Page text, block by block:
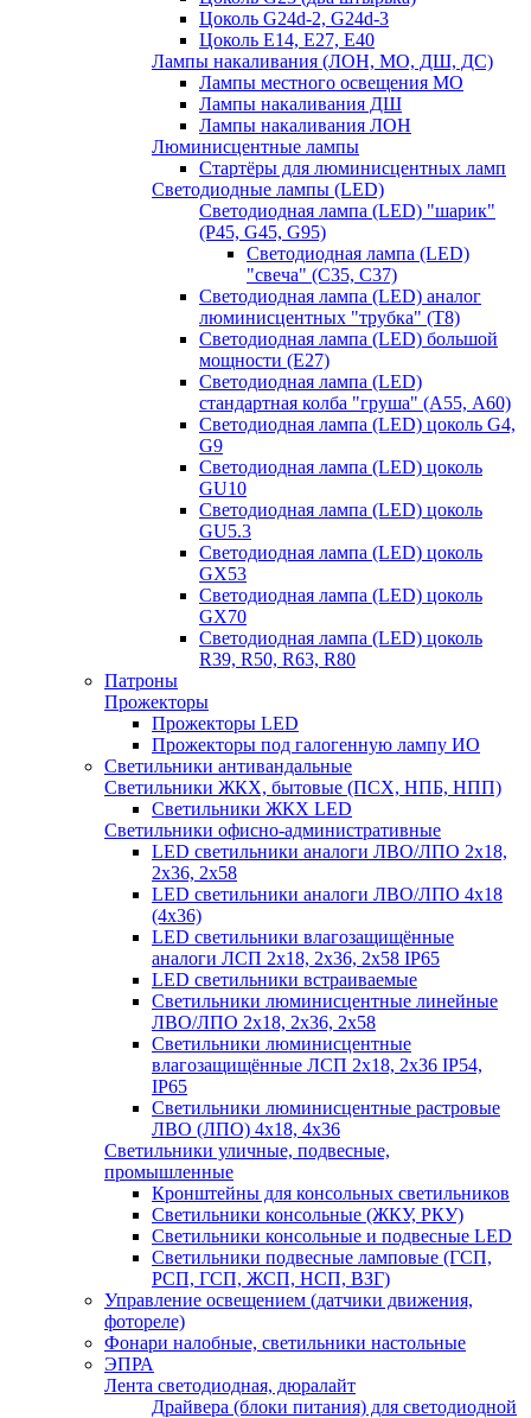
Цоколь G24d-2, G24d-3
Цоколь Е14, Е27, Е40
Лампы накаливания (ЛОН, МО, ДШ, ДС)
Лампы местного освещения МО
Лампы накаливания ДШ
Лампы накаливания ЛОН
Люминисцентные лампы
Стартёры для люминисцентных ламп
Светодиодные лампы (LED)
Светодиодная лампа (LED) "шарик"
(P45, G45, G95)
Светодиодная лампа (LED)
"свеча" (С35, С37)
Светодиодная лампа (LED) аналог
люминисцентных "трубка" (T8)
Светодиодная лампа (LED) большой
мощности (Е27)
Светодиодная лампа (LED)
стандартная колба "груша" (А55, А60)
Светодиодная лампа (LED) цоколь G4,
G9
Светодиодная лампа (LED) цоколь
GU10
Светодиодная лампа (LED) цоколь
GU5.3
Светодиодная лампа (LED) цоколь
GX53
Светодиодная лампа (LED) цоколь
GX70
Светодиодная лампа (LED) цоколь
R39, R50, R63, R80
Патроны
Прожекторы
Прожекторы LED
Прожекторы под галогенную лампу ИО
Светильники антивандальные
Светильники ЖКХ, бытовые (ПСХ, НПБ, НПП)
Светильники ЖКХ LED
Светильники офисно-административные
LED светильники аналоги ЛВО/ЛПО 2х18,
2х36, 2х58
LED светильники аналоги ЛВО/ЛПО 4х18
(4х36)
LED светильники влагозащищённые
аналоги ЛСП 2х18, 2х36, 2х58 IP65
LED светильники встраиваемые
Светильники люминисцентные линейные
ЛВО/ЛПО 2х18, 2х36, 2х58
Светильники люминисцентные
влагозащищённые ЛСП 2х18, 2х36 IP54,
IP65
Светильники люминисцентные растровые
ЛВО (ЛПО) 4х18, 4х36
Светильники уличные, подвесные,
промышленные
Кронштейны для консольных светильников
Светильники консольные (ЖКУ, РКУ)
Светильники консольные и подвесные LED
Светильники подвесные ламповые (ГСП,
РСП, ГСП, ЖСП, НСП, ВЗГ)
Управление освещением (датчики движения,
фотореле)
Фонари налобные, светильники настольные
ЭПРА
Лента светодиодная, дюралайт
Драйвера (блоки питания) для светодиодной